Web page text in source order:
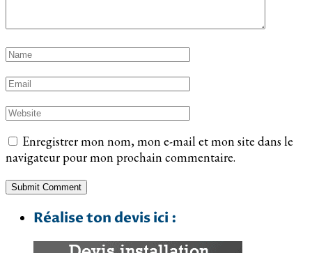
Enregistrer mon nom, mon e-mail et mon site dans le
navigateur pour mon prochain commentaire.
Réalise ton devis ici :